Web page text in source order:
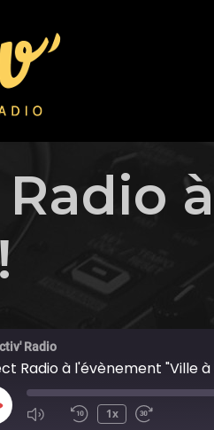
Radio
Radio à l'évènement "Ville à
1x